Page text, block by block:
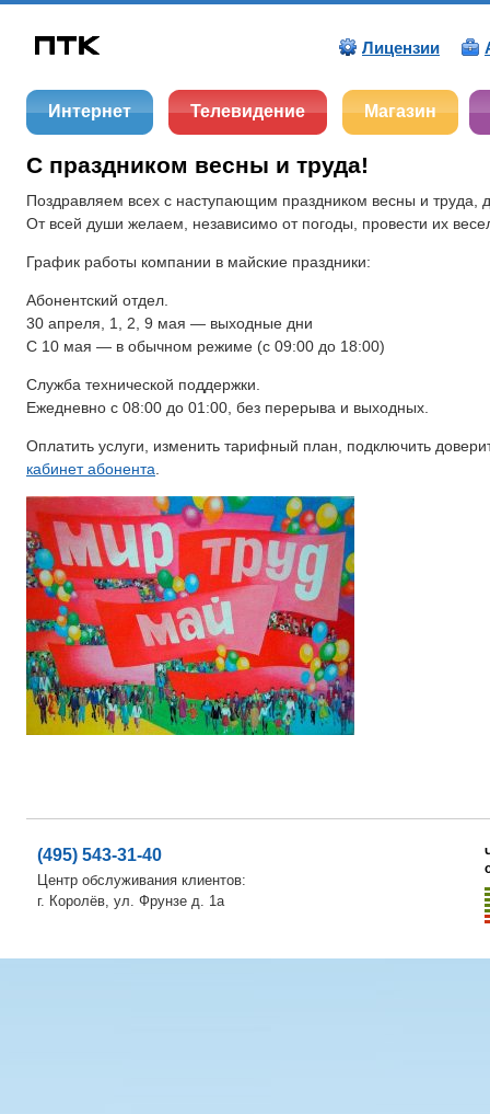
Лицензии
Интернет Телевидение Магазин
С праздником весны и труда!
Поздравляем всех с наступающим праздником весны и труда,
От всей души желаем, независимо от погоды, провести их
График работы компании в майские праздники:
Абонентский отдел.
30 апреля, 1, 2, 9 мая — выходные дни
С 10 мая — в обычном режиме (с 09:00 до 18:00)
Служба технической поддержки.
Ежедневно с 08:00 до 01:00, без перерыва и выходных.
Оплатить услуги, изменить тарифный план, подключить
кабинет абонента.
(495) 543-31-40
Центр обслуживания клиентов:
г. Королёв, ул. Фрунзе д. 1а